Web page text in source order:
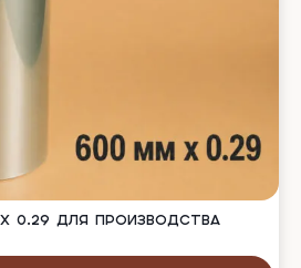
0.29 ДЛЯ ПРОИЗВОДСТВА